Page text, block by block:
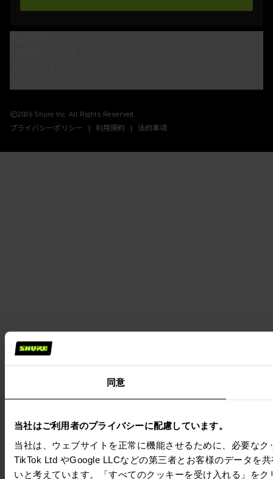
同意
当社はご利用者のプライバシーに配慮しています。
当社は、ウェブサイトを正常に機能させるために、必要な
TikTok Ltd やGoogle LLCなどの第三者とお客様のデータを
いと考えています。「すべてのクッキーを受け入れる」を
(Opens in a new tab)
©2026 Shure Inc. All Rights Reserved.
プライバシーポリシー
利用規約 法的事項